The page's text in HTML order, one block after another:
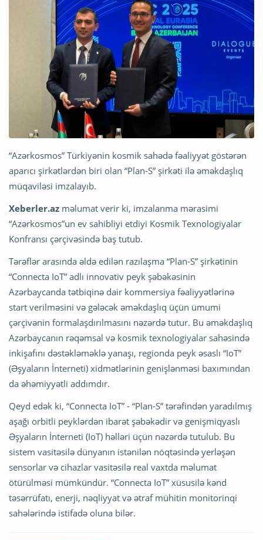
“Azərkosmos” Türkiyənin kosmik sahədə fəaliyyət göstərən
aparıcı şirkətlərdən biri olan “Plan-S” şirkəti ilə əməkdaşlıq
müqaviləsi imzalayıb.
Xeberler.az məlumat verir ki, imzalanma mərasimi
“Azərkosmos”un ev sahibliyi etdiyi Kosmik Texnologiyalar
Konfransı çərçivəsində baş tutub.
Tərəflər arasında əldə edilən razılaşma “Plan-S” şirkətinin
“Connecta IoT” adlı innovativ peyk şəbəkəsinin
Azərbaycanda tətbiqinə dair kommersiya fəaliyyətlərinə
start verilməsini və gələcək əməkdaşlıq üçün ümumi
çərçivənin formalaşdırılmasını nəzərdə tutur. Bu əməkdaşlıq
Azərbaycanın rəqəmsal və kosmik texnologiyalar sahəsində
inkişafını dəstəkləməklə yanaşı, regionda peyk əsaslı “IoT”
(Əşyaların İnterneti) xidmətlərinin genişlənməsi baxımından
da əhəmiyyətli addımdır.
Qeyd edək ki, “Connecta IoT” - “Plan-S” tərəfindən yaradılmış
aşağı orbitli peyklərdən ibarət şəbəkədir və genişmiqyaslı
Əşyaların İnterneti (IoT) həlləri üçün nəzərdə tutulub. Bu
sistem vasitəsilə dünyanın istənilən nöqtəsində yerləşən
sensorlar və cihazlar vasitəsilə real vaxtda məlumat
ötürülməsi mümkündür. “Connecta IoT” xüsusilə kənd
təsərrüfatı, enerji, nəqliyyat və ətraf mühitin monitorinqi
sahələrində istifadə oluna bilər.